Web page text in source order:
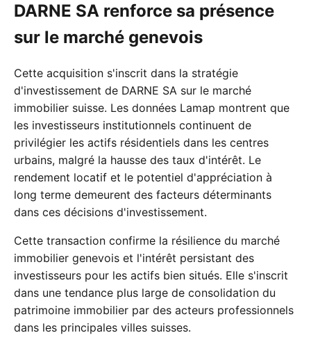
DARNE SA renforce sa présence
sur le marché genevois
Cette acquisition s'inscrit dans la stratégie
d'investissement de DARNE SA sur le marché
immobilier suisse. Les données Lamap montrent que
les investisseurs institutionnels continuent de
privilégier les actifs résidentiels dans les centres
urbains, malgré la hausse des taux d'intérêt. Le
rendement locatif et le potentiel d'appréciation à
long terme demeurent des facteurs déterminants
dans ces décisions d'investissement.
Cette transaction confirme la résilience du marché
immobilier genevois et l'intérêt persistant des
investisseurs pour les actifs bien situés. Elle s'inscrit
dans une tendance plus large de consolidation du
patrimoine immobilier par des acteurs professionnels
dans les principales villes suisses.